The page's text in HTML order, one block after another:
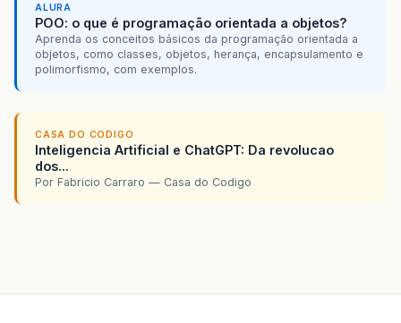
ALURA
POO: o que é programação orientada a objetos?
Aprenda os conceitos básicos da programação orientada a
objetos, como classes, objetos, herança, encapsulamento e
polimorfismo, com exemplos.
CASA DO CODIGO
Inteligencia Artificial e ChatGPT: Da revolucao
dos...
Por Fabricio Carraro — Casa do Codigo